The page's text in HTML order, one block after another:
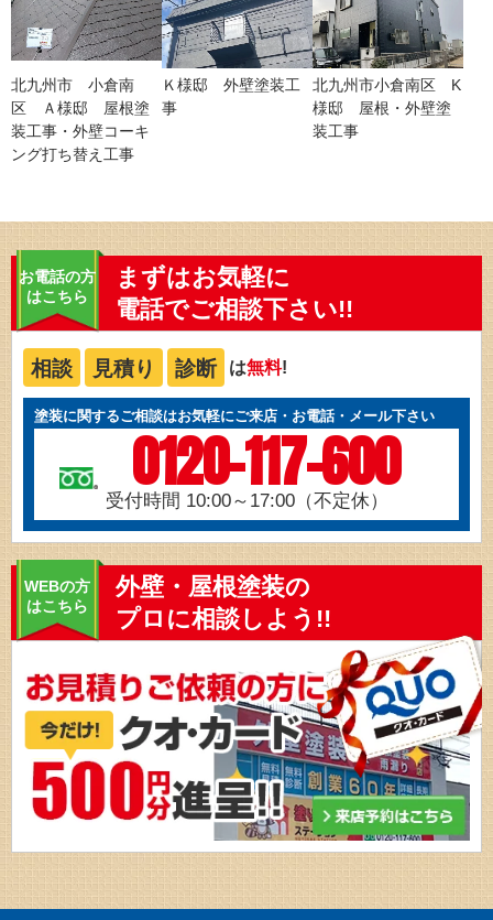
北九州市 小倉南
区 Ａ様邸 屋根塗
装工事・外壁コーキ
ング打ち替え工事
Ｋ様邸 外壁塗装工
事
北九州市小倉南区 K
様邸 屋根・外壁塗
装工事
お電話の方
はこちら
まずはお気軽に
電話でご相談下さい!!
相談 見積り 診断 は無料!
塗装に関するご相談はお気軽にご来店・お電話・メール下さい
0120-117-600
受付時間 10:00～17:00（不定休）
WEBの方
はこちら
外壁・屋根塗装の
プロに相談しよう!!